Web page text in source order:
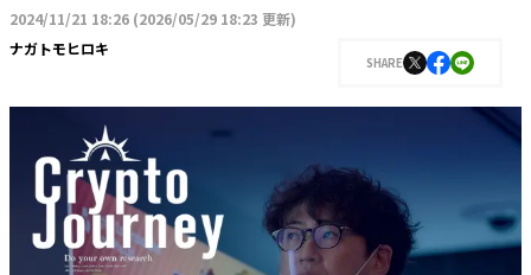
2024/11/21 18:26 (2026/05/29 18:23 更新)
ナガトモヒロキ
SHARE